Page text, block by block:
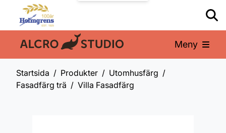
En del av: Meny
Startsida Produkter
Utomhusfärg
Fasadfärg trä
Villa Fasadfärg